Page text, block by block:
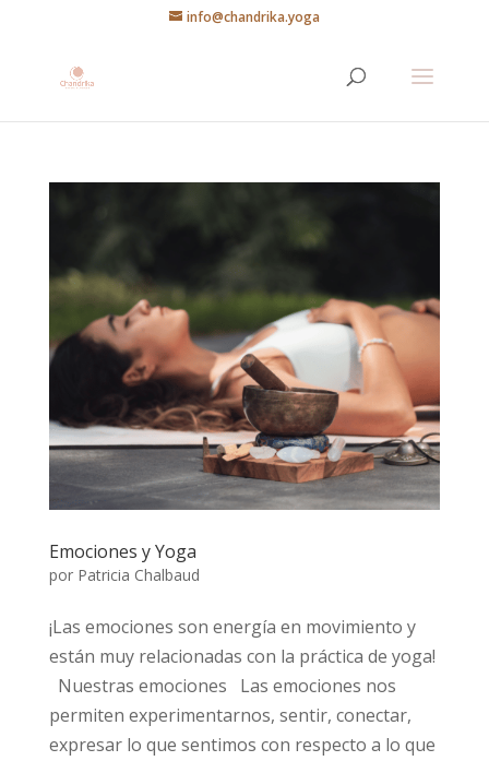
info@chandrika.yoga
Emociones y Yoga
por Patricia Chalbaud
¡Las emociones son energía en movimiento y
están muy relacionadas con la práctica de yoga!
Nuestras emociones Las emociones nos
permiten experimentarnos, sentir, conectar,
expresar lo que sentimos con respecto a lo que